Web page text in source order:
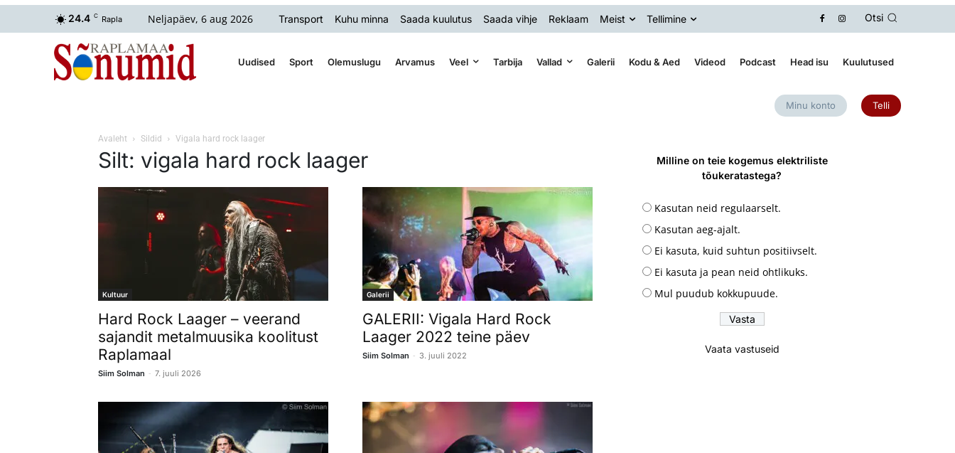
24.4 C Rapla Neljapäev, 6 aug 2026 Transport Kuhu minna Saada kuulutus Saada vihje Reklaam Meist Tellimine Otsi
Uudised Sport Olemuslugu Arvamus Veel Tarbija Vallad Galerii Kodu & Aed Videod Podcast Head isu Kuulutused
Minu konto Telli
Avaleht Sildid Vigala hard rock laager
Silt: vigala hard rock laager
Kultuur
Hard Rock Laager – veerand
sajandit metalmuusika koolitust
Raplamaal
Siim Solman - 7. juuli 2026
Galerii
GALERII: Vigala Hard Rock
Laager 2022 teine päev
Siim Solman - 3. juuli 2022
Milline on teie kogemus elektriliste
tõukeratastega?
Kasutan neid regulaarselt.
Kasutan aeg-ajalt.
Ei kasuta, kuid suhtun positiivselt.
Ei kasuta ja pean neid ohtlikuks.
Mul puudub kokkupuude.
Vaata vastuseid